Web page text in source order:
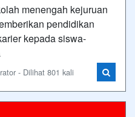
menengah kejuruan
pendidikan
kepada siswa-
- Dilihat 801 kali